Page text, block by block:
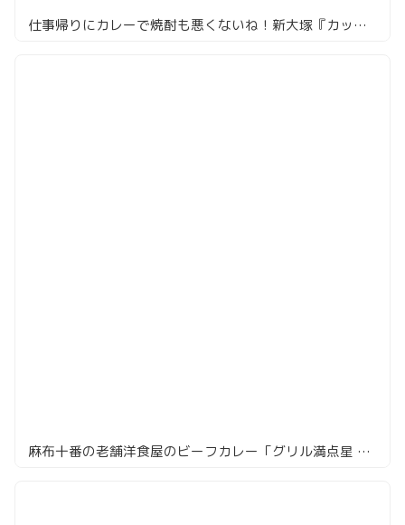
仕事帰りにカレーで焼酎も悪くないね！新大塚『カッチャルバッチャル』のひとり時間
麻布十番の老舗洋食屋のビーフカレー「グリル満点星 麻布十番店」